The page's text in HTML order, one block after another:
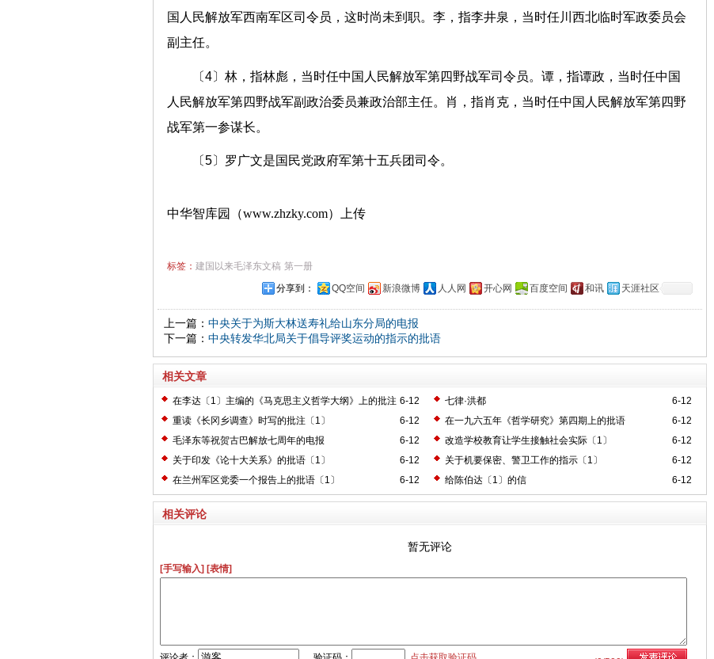
国人民解放军西南军区司令员，这时尚未到职。李，指李井泉，当时任川西北临时军政委员会
副主任。
〔4〕林，指林彪，当时任中国人民解放军第四野战军司令员。谭，指谭政，当时任中国
人民解放军第四野战军副政治委员兼政治部主任。肖，指肖克，当时任中国人民解放军第四野
战军第一参谋长。
〔5〕罗广文是国民党政府军第十五兵团司令。
中华智库园（www.zhzky.com）上传
标签： 建国以来毛泽东文稿 第一册
分享到：
QQ空间 新浪微博 人人网 开心网 百度空间 和讯 天涯社区
上一篇： 中央关于为斯大林送寿礼给山东分局的电报
下一篇： 中央转发华北局关于倡导评奖运动的指示的批语
相关文章
6-12
在李达〔1〕主编的《马克思主义哲学大纲》上的批注
〔2〕
6-12
七律·洪都
6-12
重读《长冈乡调查》时写的批注〔1〕 6-12
在一九六五年《哲学研究》第四期上的批语
6-12
毛泽东等祝贺古巴解放七周年的电报 6-12
改造学校教育让学生接触社会实际〔1〕
6-12
关于印发《论十大关系》的批语〔1〕 6-12
关于机要保密、警卫工作的指示〔1〕
6-12
在兰州军区党委一个报告上的批语〔1〕 6-12
给陈伯达〔1〕的信
相关评论
暂无评论
[手写输入] [表情]